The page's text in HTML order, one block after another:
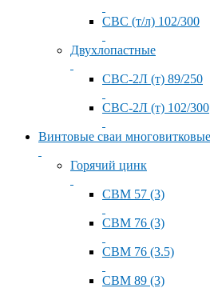
СВС (т/л) 102/300
Двухлопастные
СВС-2Л (т) 89/250
СВС-2Л (т) 102/300
Винтовые сваи
Горячий цинк
СВМ 57 (3)
СВМ 76 (3)
СВМ 76 (3.5)
СВМ 89 (3)